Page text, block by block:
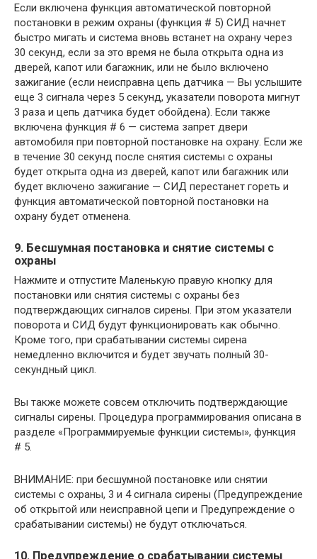
Если включена функция автоматической повторной
постановки в режим охраны (функция # 5) СИД начнет
быстро мигать и система вновь встанет на охрану через
30 секунд, если за это время не была открыта одна из
дверей, капот или багажник, или не было включено
зажигание (если неисправна цепь датчика — Вы услышите
еще 3 сигнала через 5 секунд, указатели поворота мигнут
3 раза и цепь датчика будет обойдена). Если также
включена функция # 6 — система запрет двери
автомобиля при повторной постановке на охрану. Если же
в течение 30 секунд после снятия системы с охраны
будет открыта одна из дверей, капот или багажник или
будет включено зажигание — СИД перестанет гореть и
функция автоматической повторной постановки на
охрану будет отменена.
9. Бесшумная постановка и снятие системы с
охраны
Нажмите и отпустите Маленькую правую кнопку для
постановки или снятия системы с охраны без
подтверждающих сигналов сирены. При этом указатели
поворота и СИД будут функционировать как обычно.
Кроме того, при срабатывании системы сирена
немедленно включится и будет звучать полный 30-
секундный цикл.
Вы также можете совсем отключить подтверждающие
сигналы сирены. Процедура программирования описана в
разделе «Программируемые функции системы», функция
# 5.
ВНИМАНИЕ: при бесшумной постановке или снятии
системы с охраны, 3 и 4 сигнала сирены (Предупреждение
об открытой или неисправной цепи и Предупреждение о
срабатывании системы) не будут отключаться.
10. Предупреждение о срабатывании системы